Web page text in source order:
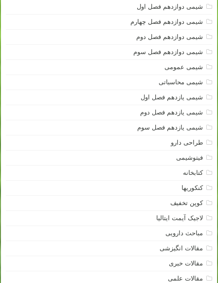
شیمی دوازدهم فصل اول
شیمی دوازدهم فصل چهارم
شیمی دوازدهم فصل دوم
شیمی دوازدهم فصل سوم
شیمی عمومی
شیمی محاسباتی
شیمی یازدهم فصل اول
شیمی یازدهم فصل دوم
شیمی یازدهم فصل سوم
طراحی دارو
فیتوشیمی
کتابخانه
کنکوریها
کوپن تخفیف
لاجیک آیمت ایتالیا
مباحث دارویی
مقالات انگیزشی
مقالات خبری
مقالات علمی